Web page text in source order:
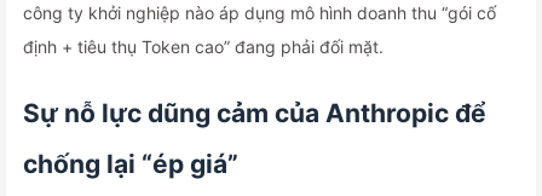
công ty khởi nghiệp nào áp dụng mô hình doanh thu “gói cố
định + tiêu thụ Token cao” đang phải đối mặt.
Sự nỗ lực dũng cảm của Anthropic để
chống lại “ép giá”